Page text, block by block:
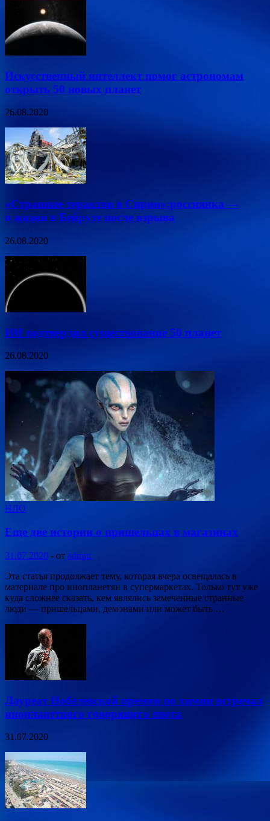
Искусственный интеллект помог астрономам
открыть 50 новых планет
26.08.2020
«Страшнее терактов в Сирии»:россиянка —
о жизни в Бейруте после взрыва
26.08.2020
ИИ подтвердил существование 50 планет
26.08.2020
НЛО
Еще две истории о пришельцах в магазинах
31.07.2020 - от admin
Эта статья продолжает тему, которая вчера освещалась в
материале про инопланетян в супермаркетах. Только тут уже
куда сложнее сказать, кем являлись замеченные странные
люди — пришельцами, демонами или может быть …
Лауреат Нобелевской премии по химии встречал
инопланетного говорящего енота
31.07.2020